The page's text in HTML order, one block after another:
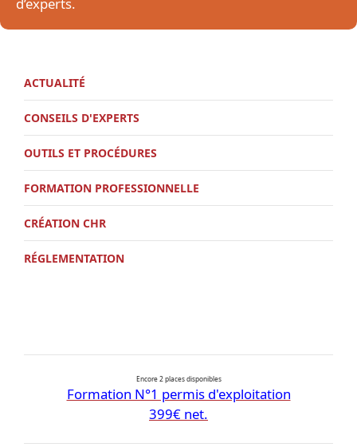
d’experts.
ACTUALITÉ
CONSEILS D'EXPERTS
OUTILS ET PROCÉDURES
FORMATION PROFESSIONNELLE
CRÉATION CHR
RÉGLEMENTATION
Encore 2 places disponibles
Formation N°1 permis d'exploitation
399€ net.